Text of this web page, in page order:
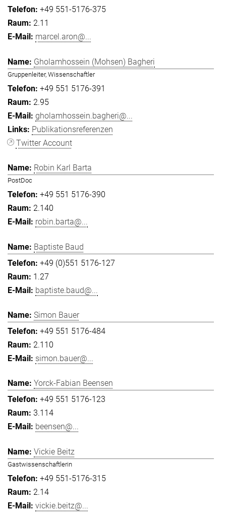
+49 551-5176-375
2.11
marcel.aron@...
Gholamhossein (Mohsen) Bagheri
Gruppenleiter, Wissenschaftler
+49 551 5176-391
2.95
gholamhossein.bagheri@...
Publikationsreferenzen
Twitter Account
Robin Karl Barta
PostDoc
+49 551 5176-390
2.140
robin.barta@...
Baptiste Baud
+49 (0)551 5176-127
1.27
baptiste.baud@...
Simon Bauer
+49 551 5176-484
2.110
simon.bauer@...
Yorck-Fabian Beensen
+49 551 5176-123
3.114
beensen@...
Vickie Beitz
Gastwissenschaftlerin
+49 551-5176-315
2.14
vickie.beitz@...